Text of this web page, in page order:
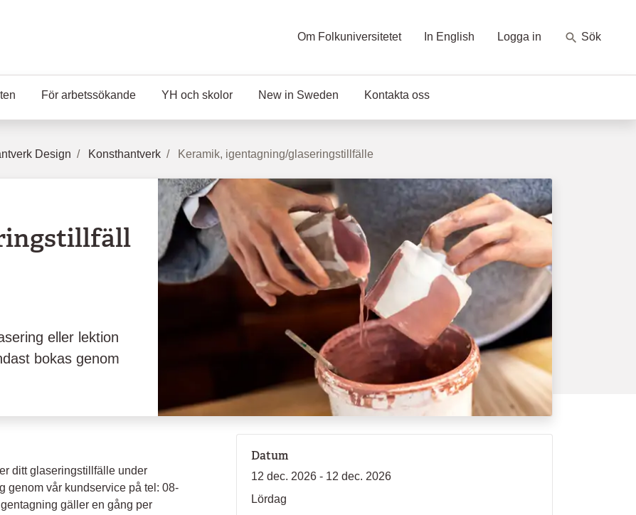
Om Folkuniversitetet In English Logga in Sök
För arbetssökande YH och skolor New in Sweden Kontakta oss
Design Konsthantverk Keramik, igentagning/glaseringstillfälle
eller lektion
bokas genom
ditt glaseringstillfälle under
genom vår kundservice på tel: 08-
gäller en gång per
Datum
12 dec. 2026 - 12 dec. 2026
Lördag